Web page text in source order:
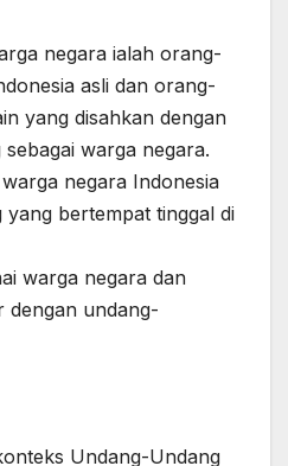
negara ialah orang-
asli dan orang-
yang disahkan dengan
warga negara.
negara Indonesia
yang bertempat tinggal di
warga negara dan
dengan undang-
Undang-Undang